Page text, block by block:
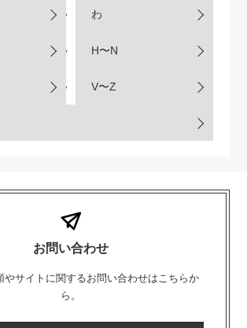
わ
H〜N
V〜Z
お問い合わせ
やサイトに関するお問い合わせはこちらか
ら。